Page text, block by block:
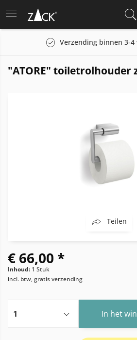
Verzending binnen 3-4
"ATORE" toiletrolhouder
Teilen
€ 66,00 *
Inhoud: 1 Stuk
incl. btw, gratis verzending
In het